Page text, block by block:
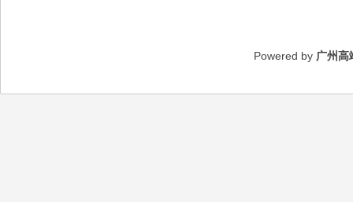
Powered by 广州高